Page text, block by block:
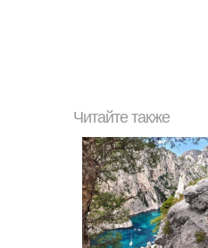
Читайте также